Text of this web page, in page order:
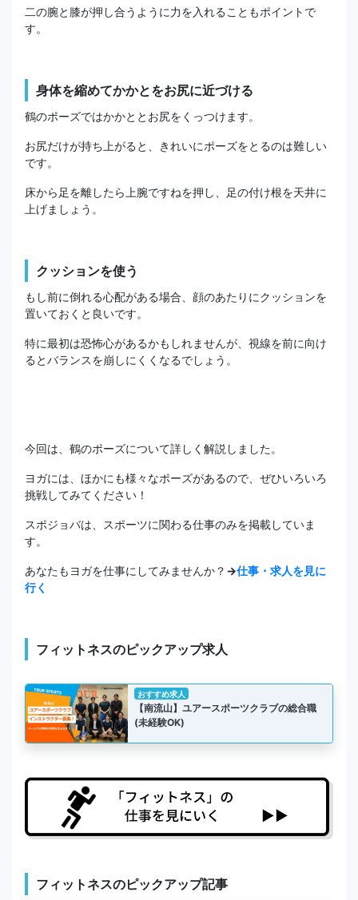
二の腕と膝が押し合うように力を入れることもポイントで
す。
身体を縮めてかかとをお尻に近づける
鶴のポーズではかかととお尻をくっつけます。
お尻だけが持ち上がると、きれいにポーズをとるのは難しい
です。
床から足を離したら上腕ですねを押し、足の付け根を天井に
上げましょう。
クッションを使う
もし前に倒れる心配がある場合、顔のあたりにクッションを
置いておくと良いです。
特に最初は恐怖心があるかもしれませんが、視線を前に向け
るとバランスを崩しにくくなるでしょう。
今回は、鶴のポーズについて詳しく解説しました。
ヨガには、ほかにも様々なポーズがあるので、ぜひいろいろ
挑戦してみてください！
スポジョバは、スポーツに関わる仕事のみを掲載していま
す。
あなたもヨガを仕事にしてみませんか？ →仕事・求人を見に
行く
フィットネスのピックアップ求人
おすすめ求人
【南流山】ユアースポーツクラブの総合職
(未経験OK)
フィットネスのピックアップ記事